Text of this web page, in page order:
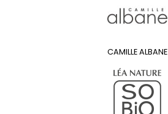
CAMILLE ALBANE